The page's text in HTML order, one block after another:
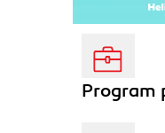
Program